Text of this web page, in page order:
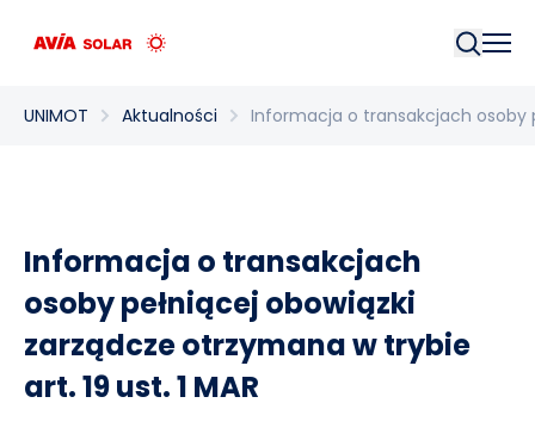
UNIMOT Aktualności Informacja o transakcjach osoby
Informacja o transakcjach
osoby pełniącej obowiązki
zarządcze otrzymana w trybie
art. 19 ust. 1 MAR